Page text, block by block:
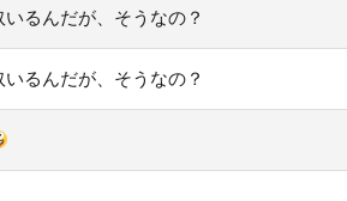
るんだが、そうなの？
るんだが、そうなの？